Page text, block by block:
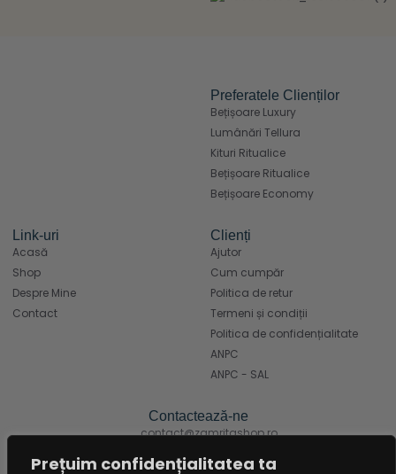
Prețuim confidențialitatea ta
Preferatele Clienților
Bețișoare Luxury
Lumânări Tellura
Kituri Ritualice
Bețișoare Ritualice
Bețișoare Economy
Link-uri
Acasă
Shop
Despre Mine
Contact
Clienți
Ajutor
Cum cumpăr
Politica de retur
Termeni și condiții
Politica de confidențialitate
ANPC
ANPC - SAL
Contactează-ne
contact@zamritashop.ro